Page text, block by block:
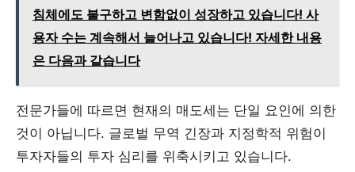
침체에도 불구하고 변함없이 성장하고 있습니다! 사
용자 수는 계속해서 늘어나고 있습니다! 자세한 내용
은 다음과 같습니다
전문가들에 따르면 현재의 매도세는 단일 요인에 의한
것이 아닙니다. 글로벌 무역 긴장과 지정학적 위험이
투자자들의 투자 심리를 위축시키고 있습니다.